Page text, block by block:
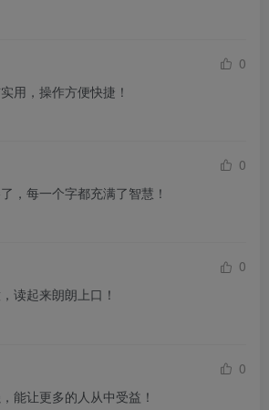
0
用，操作方便快捷！
0
，每一个字都充满了智慧！
0
读起来朗朗上口！
0
能让更多的人从中受益！